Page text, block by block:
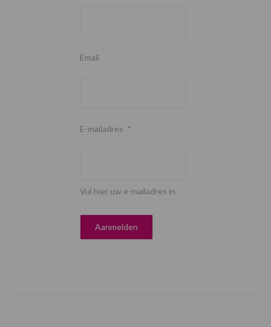
Email
E-mailadres *
Vul hier uw e-mailadres in